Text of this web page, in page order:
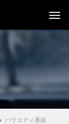
バラエティ番組